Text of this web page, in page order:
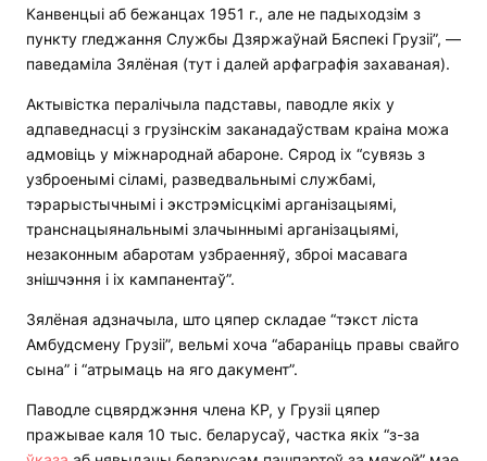
Канвенцыі аб бежанцах 1951 г., але не падыходзім з
пункту гледжання Службы Дзяржаўнай Бяспекі Грузіі”, —
паведаміла Зялёная (тут і далей арфаграфія захаваная).
Актывістка пералічыла падставы, паводле якіх у
адпаведнасці з грузінскім заканадаўствам краіна можа
адмовіць у міжнароднай абароне. Сярод іх “сувязь з
узброенымі сіламі, разведвальнымі службамі,
тэрарыстычнымі і экстрэмісцкімі арганізацыямі,
транснацыянальнымі злачыннымі арганізацыямі,
незаконным абаротам узбраенняў, зброі масавага
знішчэння і іх кампанентаў”.
Зялёная адзначыла, што цяпер складае “тэкст ліста
Амбудсмену Грузіі”, вельмі хоча “абараніць правы свайго
сына” і “атрымаць на яго дакумент”.
Паводле сцвярджэння члена КР, у Грузіі цяпер
пражывае каля 10 тыс. беларусаў, частка якіх “з-за